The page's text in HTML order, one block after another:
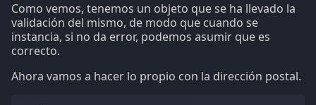
Como vemos, tenemos un objeto que se ha llevado la
validación del mismo, de modo que cuando se
instancia, si no da error, podemos asumir que es
correcto.
Ahora vamos a hacer lo propio con la dirección postal.